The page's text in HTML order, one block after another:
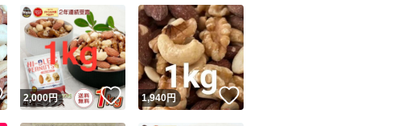
Yahoo!フリマが定めた一定の基準を満たしたユーザーにバッジを付与しています
安心取引出品者
安心取引出品者 Yahoo!フリマの基準をクリアした安心・安全なユーザーです
取引実績
この商品の情報をコピーします
商品画像の無断転載は禁止されています
いいね！
2,000円 いいね！
1,940円 いいね！